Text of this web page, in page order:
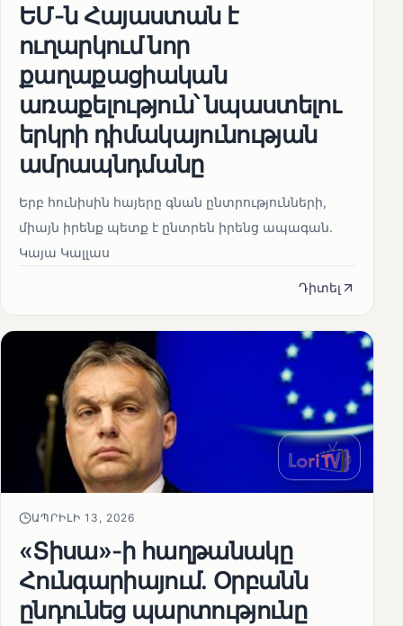
ԵՄ-ն Հայաստան է
ուղարկում նոր
քաղաքացիական
առաքելություն՝ նպաստելու
երկրի դիմակայունության
ամրապնդմանը
Երբ հունիսին հայերը գնան ընտրությունների,
միայն իրենք պետք է ընտրեն իրենց ապագան.
Կայա Կալլաս
Դիտել
ԱՊՐԻԼԻ 13, 2026
«Տիսա»-ի հաղթանակը
Հունգարիայում․ Օրբանն
ընդունեց պարտությունը